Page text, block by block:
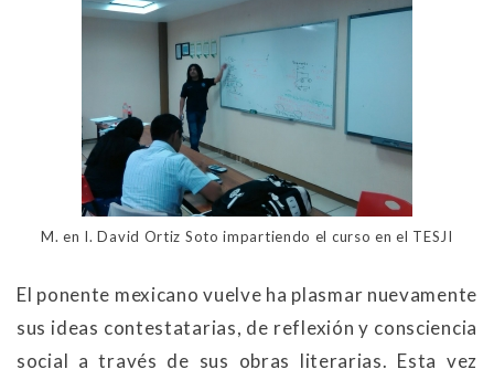
M. en I. David Ortiz Soto impartiendo el curso en el TESJI
El ponente mexicano vuelve ha plasmar nuevamente
sus ideas contestatarias, de reflexión y consciencia
social a través de sus obras literarias. Esta vez